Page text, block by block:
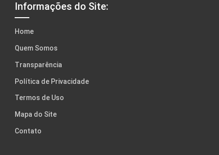
Informações do Site:
Home
Quem Somos
Transparência
Política de Privacidade
Termos de Uso
Mapa do Site
Contato